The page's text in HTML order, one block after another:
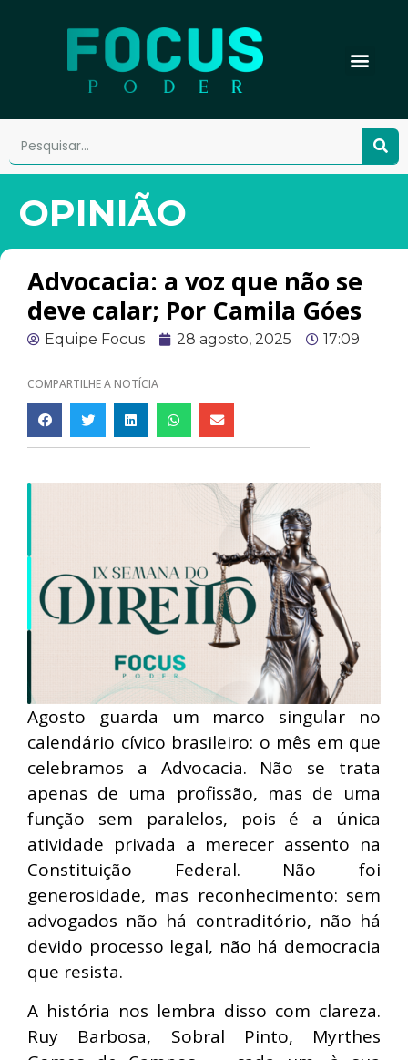
OPINIÃO
Advocacia: a voz que não se
deve calar; Por Camila Góes
Equipe Focus 28 agosto, 2025 17:09
COMPARTILHE A NOTÍCIA
Agosto guarda um marco singular no
calendário cívico brasileiro: o mês em que
celebramos a Advocacia. Não se trata
apenas de uma profissão, mas de uma
função sem paralelos, pois é a única
atividade privada a merecer assento na
Constituição Federal. Não foi
generosidade, mas reconhecimento: sem
advogados não há contraditório, não há
devido processo legal, não há democracia
que resista.
A história nos lembra disso com clareza.
Ruy Barbosa, Sobral Pinto, Myrthes